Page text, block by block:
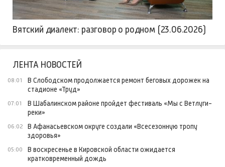
Вятский диалект: разговор о родном (23.06.2026)
ЛЕНТА НОВОСТЕЙ
08:01
В Слободском продолжается ремонт беговых дорожек на
стадионе «Труд»
07:01
В Шабалинском районе пройдет фестиваль «Мы с Ветлуги-
реки»
06:02
В Афанасьевском округе создали «Всесезонную тропу
здоровья»
05:00
В воскресенье в Кировской области ожидается
кратковременный дождь